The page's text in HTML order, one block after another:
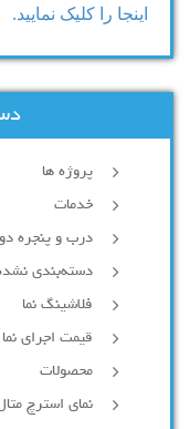
اینجا را کلیک نمایید.
پروژه ها
خدمات
درب و پنجره
دسته‌بندی
فلاشینگ نما
قیمت اجرای نما
محصولات
نمای استرچ